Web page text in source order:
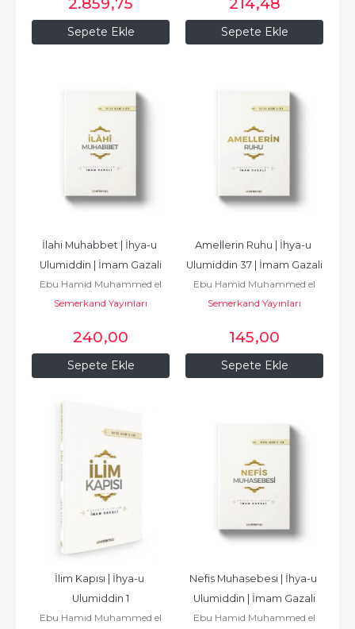
Sepete Ekle Sepete Ekle
Sepete Ekle
İlahi Muhabbet | İhya-u
Ulumiddin | İmam Gazali
Ebu Hamid Muhammed el
Gazali أبو
Semerkand Yayınları
240,00
Sepete Ekle
Amellerin Ruhu | İhya-u
Ulumiddin 37 | İmam Gazali
Ebu Hamid Muhammed el
Gazali أبو
Semerkand Yayınları
145,00
İlim Kapısı | İhya-u
Ulumiddin 1
Ebu Hamid Muhammed el
Nefis Muhasebesi | İhya-u
Ulumiddin | İmam Gazali
Ebu Hamid Muhammed el